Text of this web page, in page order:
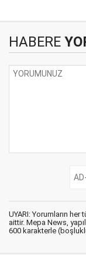
HABERE
UYARI: Yorumların
aittir. Mepa News,
600 karakterle